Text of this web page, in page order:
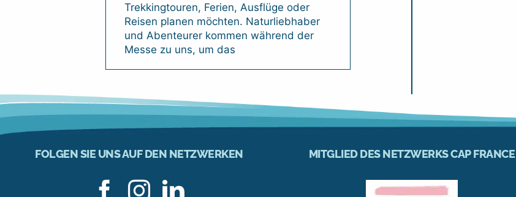
Trekkingtouren, Ferien, Ausflüge oder
Reisen planen möchten. Naturliebhaber
und Abenteurer kommen während der
Messe zu uns, um das
FOLGEN SIE UNS AUF DEN NETZWERKEN MITGLIED DES NETZWERKS CAP FRANCE